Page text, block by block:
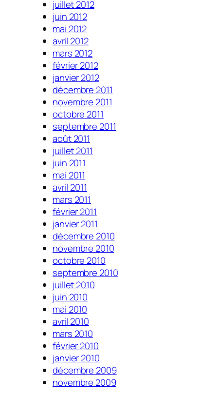
juillet 2012
juin 2012
mai 2012
avril 2012
mars 2012
février 2012
janvier 2012
décembre 2011
novembre 2011
octobre 2011
septembre 2011
août 2011
juillet 2011
juin 2011
mai 2011
avril 2011
mars 2011
février 2011
janvier 2011
décembre 2010
novembre 2010
octobre 2010
septembre 2010
juillet 2010
juin 2010
mai 2010
avril 2010
mars 2010
février 2010
janvier 2010
décembre 2009
novembre 2009